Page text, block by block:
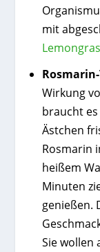
mit
Wirkung
braucht
Ästchen
Rosmarin
heißem
Minuten
genießen.
Sie wollen